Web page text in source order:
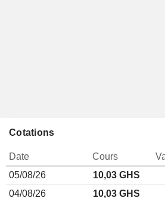
Cotations
Date Cours
05/08/26
10,03 GHS
04/08/26
10,03 GHS